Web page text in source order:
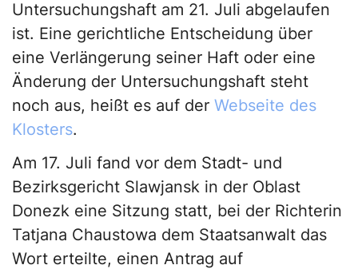
Untersuchungshaft am 21. Juli abgelaufen
ist. Eine gerichtliche Entscheidung über
eine Verlängerung seiner Haft oder eine
Änderung der Untersuchungshaft steht
noch aus, heißt es auf der Webseite des
Klosters.
Am 17. Juli fand vor dem Stadt- und
Bezirksgericht Slawjansk in der Oblast
Donezk eine Sitzung statt, bei der Richterin
Tatjana Chaustowa dem Staatsanwalt das
Wort erteilte, einen Antrag auf